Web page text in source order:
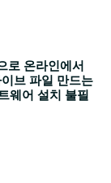
로 온라인에서
브 파일 만드는
웨어 설치 불필